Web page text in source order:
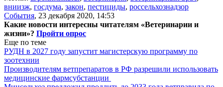
вниизж, госдума, закон, пестициды, россельхознадзор
События, 23 декабря 2020, 14:53
Какие новости интересны читателям «Ветеринарии и
жизни»? Пройти опрос
Еще по теме
РУДН в 2027 году запустит магистерскую программу по
зоотехнии
Производителям ветпрепаратов в РФ разрешили использовать
медицинские фармсубстанции